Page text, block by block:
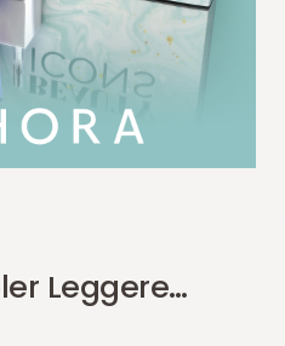
Leggere…